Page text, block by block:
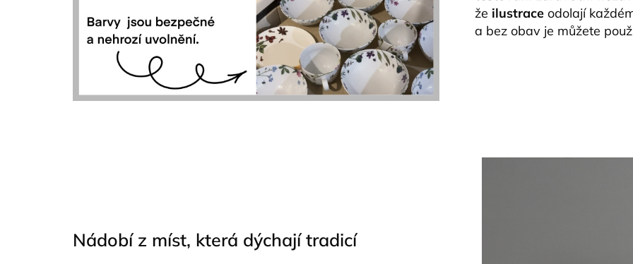
že ilustrace odolají
a bez obav je můžete
Nádobí z míst, která dýchají tradicí